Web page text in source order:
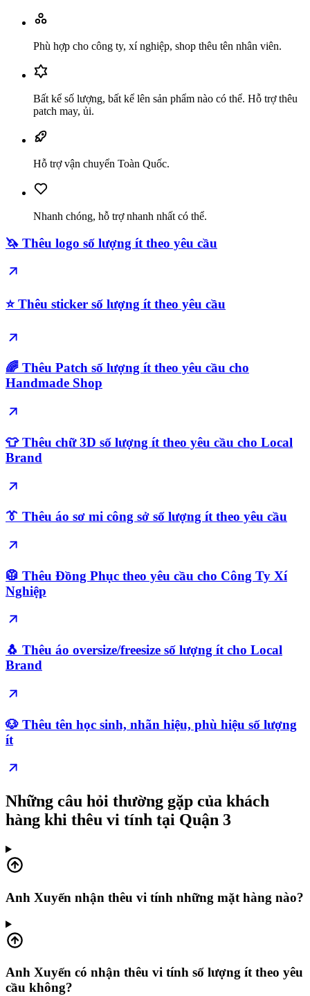
Phù hợp cho công ty, xí nghiệp, shop thêu tên nhân viên.
Bất kể số lượng, bất kể lên sản phẩm nào có thể. Hỗ trợ thêu
patch may, ủi.
Hỗ trợ vận chuyển Toàn Quốc.
Nhanh chóng, hỗ trợ nhanh nhất có thể.
🦄 Thêu logo số lượng ít theo yêu cầu
⭐️ Thêu sticker số lượng ít theo yêu cầu
🌈 Thêu Patch số lượng ít theo yêu cầu cho
Handmade Shop
👕 Thêu chữ 3D số lượng ít theo yêu cầu cho Local
Brand
👔 Thêu áo sơ mi công sở số lượng ít theo yêu cầu
🥼 Thêu Đồng Phục theo yêu cầu cho Công Ty Xí
Nghiệp
🐧 Thêu áo oversize/freesize số lượng ít cho Local
Brand
🐶 Thêu tên học sinh, nhãn hiệu, phù hiệu số lượng
ít
Những câu hỏi thường gặp của khách
hàng khi thêu vi tính tại Quận 3
Anh Xuyến nhận thêu vi tính những mặt hàng nào?
Anh Xuyến có nhận thêu vi tính số lượng ít theo yêu
cầu không?